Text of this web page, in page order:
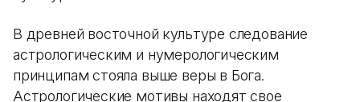
В древней восточной культуре следование
астрологическим и нумерологическим
принципам стояла выше веры в Бога.
Астрологические мотивы находят свое